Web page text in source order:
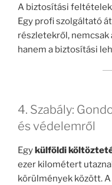
A biztosítási
Egy profi szolgáltató
részletekről, nemcsak
hanem a biztosítási
4. Szabály:
és védelemről
Egy külföldi
ezer kilométert
körülmények között.